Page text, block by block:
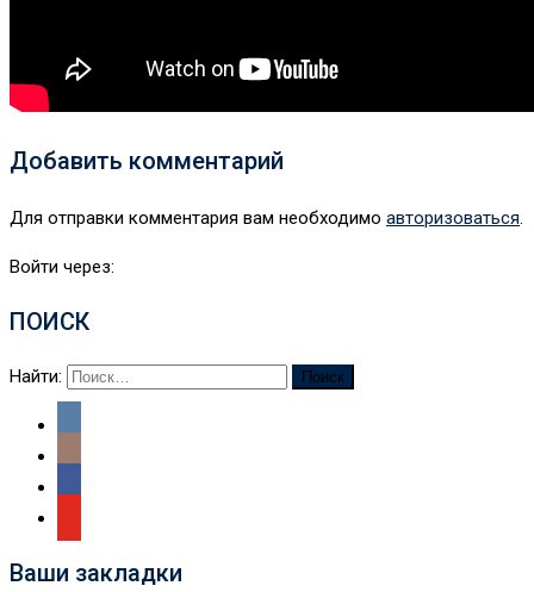
Добавить комментарий
Для отправки комментария вам необходимо авторизоваться
Войти через:
ПОИСК
Найти:
Ваши закладки